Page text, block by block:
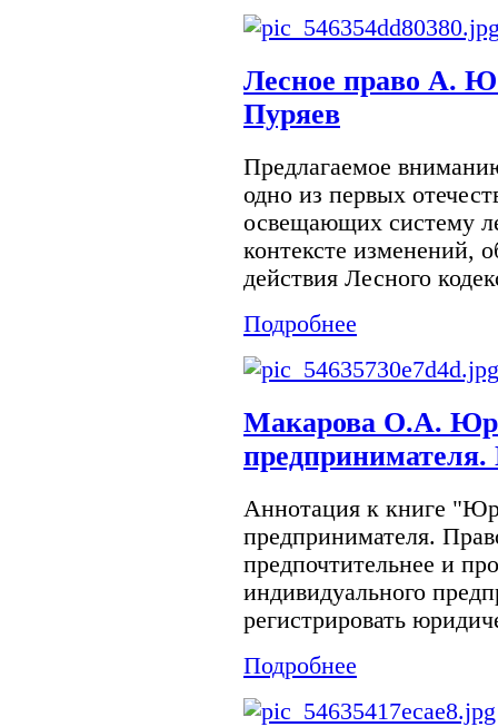
Лесное право А.
Пуряев
Предлагаемое
одно из первых
освещающих систему
контексте изменений,
действия Лесного
Подробнее
Макарова О.А.
предпринимателя.
Аннотация к книге
предпринимателя.
предпочтительнее и
индивидуального
регистрировать
Подробнее